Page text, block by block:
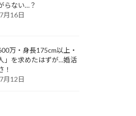
らない…？
月16日
万・身長175cm以上・
」を求めたはずが…婚活
！
月12日